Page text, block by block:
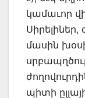
կամաւոր
Սիրելիներ,
մասին
պիտի